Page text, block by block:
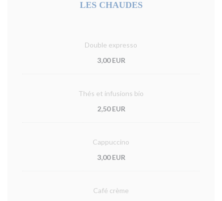
LES CHAUDES
Double expresso
3,00 EUR
Thés et infusions bio
2,50 EUR
Cappuccino
3,00 EUR
Café crème